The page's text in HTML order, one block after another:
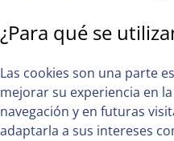
¿Para qué se
Las cookies son una parte
mejorar su experiencia en
navegación y en futuras
adaptarla a sus intereses